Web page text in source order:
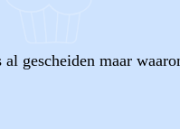
gescheiden maar